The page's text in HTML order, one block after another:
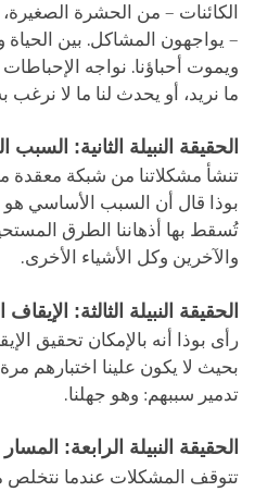
الكائنات – من الحشرة الصغيرة،
– يواجهون المشاكل. بين
ويموت أحباؤنا. نواجه
ما نريد، أو يحدث لنا ما لا نرغب
الحقيقة النبيلة الثانية:
تنشأ مشكلاتنا من شبكة معقدة
بوذا قال أن السبب الأساسي هو
تُسقط بها أذهاننا الطرق
والآخرين وكل الأشياء الأخرى.
الحقيقة النبيلة الثالثة:
رأى بوذا أنه بالإمكان تحقيق
بحيث لا يكون علينا اختبارهم
تدمير سببهم: وهو جهلنا.
الحقيقة النبيلة الرابعة:
تتوقف المشكلات عندما نتخلص